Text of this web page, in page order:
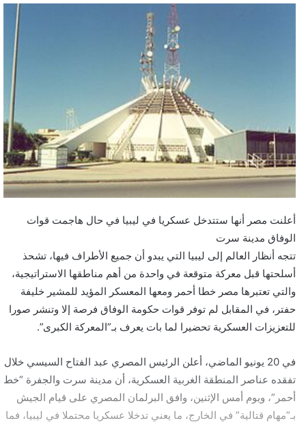
أعلنت مصر أنها ستتدخل عسكريا في ليبيا في حال هاجمت قوات
الوفاق مدينة سرت
تتجه أنظار العالم إلى ليبيا التي يبدو أن جميع الأطراف فيها، تشحذ
أسلحتها قبل معركة متوقعة في واحدة من أهم مناطقها الاستراتيجية،
والتي تعتبرها مصر خطا أحمر ومعها المعسكر المؤيد للمشير خليفة
حفتر، في المقابل لم توفر قوات حكومة الوفاق فرصة إلا وتنشر صورا
للتعزيزات العسكرية تحضيرا لما بات يعرف بـ”المعركة الكبرى”.
في 20 يونيو الماضي، أعلن الرئيس المصري عبد الفتاح السيسي خلال
تفقده عناصر المنطقة الغربية العسكرية، أن مدينة سرت والجفرة “خط
أحمر”، ويوم أمس الإثنين، وافق البرلمان المصري على قيام الجيش
بـ”مهام قتالية” في الخارج، ما يعني تدخلا عسكريا محتملا في ليبيا، فما